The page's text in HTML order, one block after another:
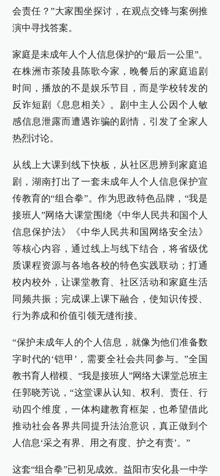
会责任？”大家围坐探讨，在观点交锋与案例推
演中寻找答案。
家庭是未成年人个人信息保护的“最后一公里”。
在株洲市茶陵县陈歌今家，晚餐后的家庭追剧
时间，播放的不是娱乐节目，而是学校转发的
反诈短剧《息息相关》。剧中主人公因个人敏
感信息泄露而遭遇诈骗的剧情，引发了全家人
热烈讨论。
从线上大课到线下快板，从社区思辨到家庭追
剧，湖南打出了一套未成年人个人信息保护宣
传教育的“组合拳”。作为思政特色品牌，“我是
接班人”网络大课堂围绕《中华人民共和国个人
信息保护法》《中华人民共和国网络安全法》
等核心内容，通过线上与线下结合，将省级优
质课程资源与各地各校的特色实践联动；打通
校内校外，让课堂教育、社区活动和家庭生活
同频共振；完成课上课下融合，使知识传授、
行为养成和价值引领无缝衔接。
“保护未成年人的个人信息，就像为他们准备数
字时代的‘铠甲’，需要全社会共同参与。”全国
教书育人楷模、“我是接班人”网络大课堂总班主
任郭晓芳说，“这堂课从认知、权利、责任、行
动四个维度，一体构建教育框架，也希望借此
推动社会各界共同提升法治意识，真正做到个
人信息‘采之有界、用之有度、护之有责’。”
这套“组合拳”已初见成效。益阳市安化县一中学